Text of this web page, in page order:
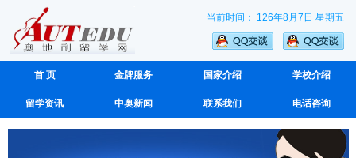
当前时间： 126年8月7日 星期五
首 页 金牌服务 国家介绍 学校介绍
留学资讯 中奥新闻 联系我们 电话咨询